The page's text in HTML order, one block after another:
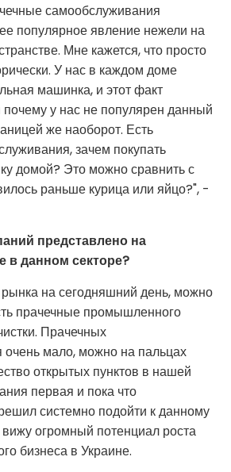
самообслуживания
популярное явление нежели на
Мне кажется, что просто
У нас в каждом доме
машинка, и этот факт
почему у нас не популярен данный
же наоборот. Есть
зачем покупать
домой? Это можно сравнить с
раньше курица или яйцо?", -
представлено на
в данном секторе?
на сегодняшний день, можно
прачечные промышленного
Прачечных
мало, можно на пальцах
открытых пунктов в нашей
первая и пока что
системно подойти к данному
огромный потенциал роста
бизнеса в Украине.